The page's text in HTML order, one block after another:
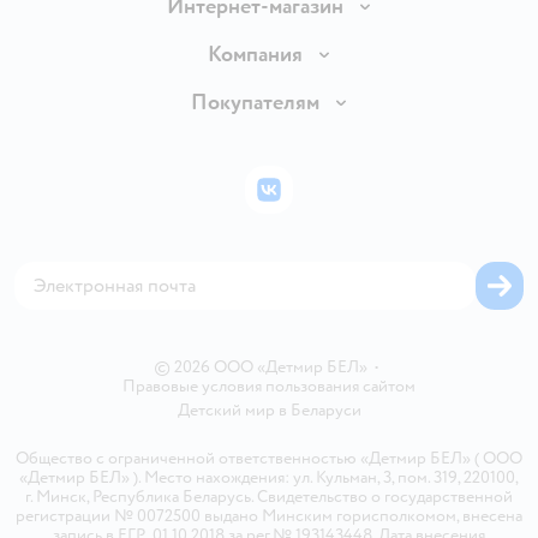
Интернет-магазин
Доставка и оплата
Правила продажи
Политика использования файлов cookie
Компания
Вакансии
Покупателям
Бонусные карты
© 2026 ООО «Детмир БЕЛ» •
Правовые условия пользования сайтом
Детский мир в Беларуси
Общество с ограниченной ответственностью «Детмир БЕЛ» ( ООО
«Детмир БЕЛ» ). Место нахождения: ул. Кульман, 3, пом. 319, 220100,
г. Минск, Республика Беларусь. Свидетельство о государственной
регистрации № 0072500 выдано Минским горисполкомом, внесена
ВКонтакте